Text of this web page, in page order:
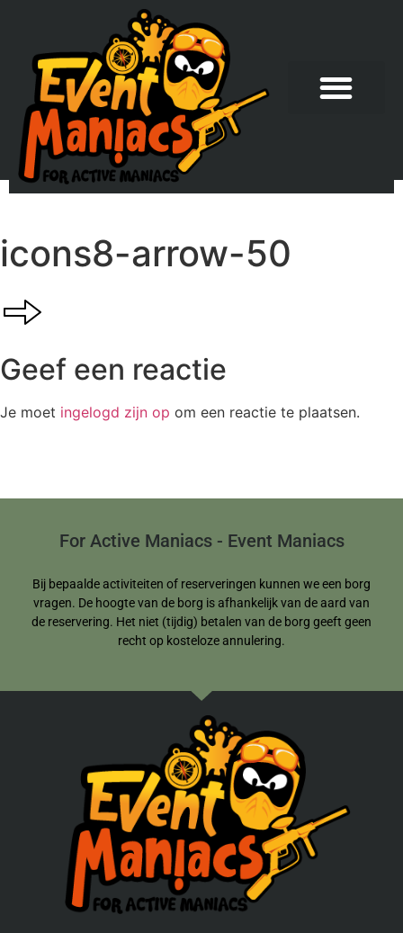
icons8-arrow-50
Geef een reactie
Je moet ingelogd zijn op om een reactie te plaatsen.
For Active Maniacs - Event Maniacs
Bij bepaalde activiteiten of reserveringen kunnen we een borg
vragen. De hoogte van de borg is afhankelijk van de aard van
de reservering. Het niet (tijdig) betalen van de borg geeft geen
recht op kosteloze annulering.